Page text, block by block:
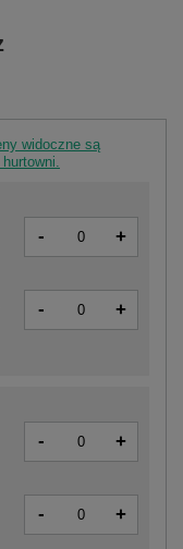
widoczne są
- +
- +
- +
- +